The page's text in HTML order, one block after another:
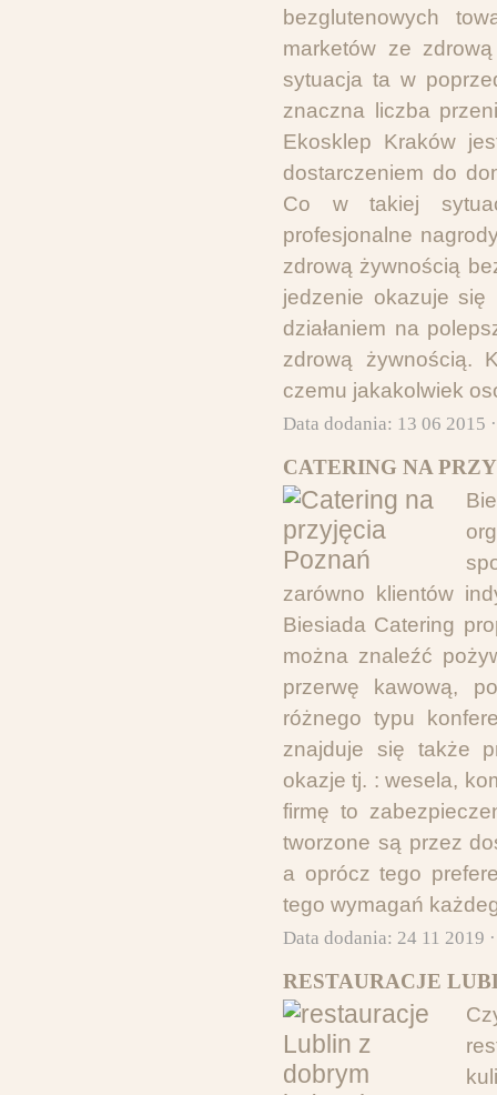
bezglutenowych
marketów ze
sytuacja ta w
znaczna liczba
Ekosklep Kraków
dostarczeniem do
Co w takiej
profesjonalne
zdrową żywnością
jedzenie okazuje się
działaniem na
zdrową żywnością.
czemu jakakolwiek
Data dodania: 13 06 2015
CATERING NA
zarówno klientów
Biesiada Catering
można znaleźć
przerwę kawową,
różnego typu
znajduje się także
okazje tj. : wesela,
firmę to
tworzone są przez
a oprócz tego
tego wymagań
Data dodania: 24 11 2019
RESTAURACJE